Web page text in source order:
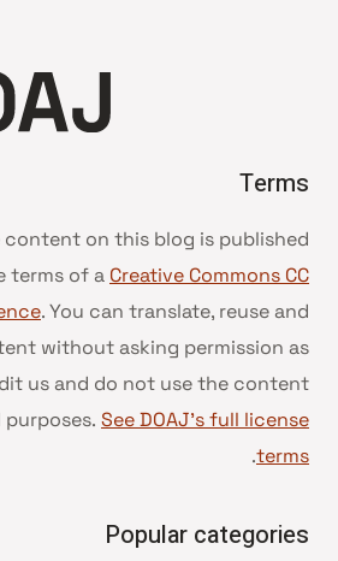
Terms
content on this blog is published
terms of a Creative Commons CC
. You can translate, reuse and
without asking permission as
us and do not use the content
See DOAJ’s full license
terms
.
Popular categories